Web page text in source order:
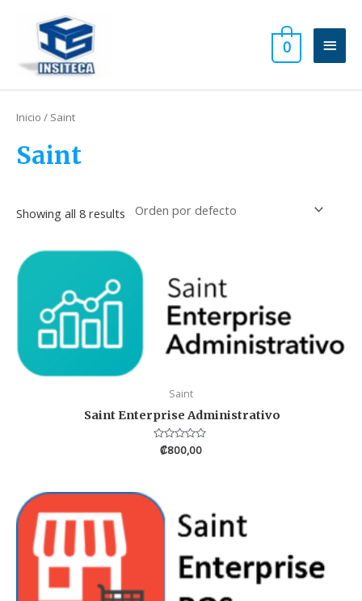
0
Inicio / Saint
Saint
Showing all 8 results
Saint
Saint Enterprise Administrativo
Valorado
en
₡800,00